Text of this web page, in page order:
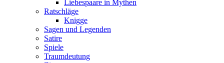
Liebespaare in Mythen
Ratschläge
Knigge
Sagen und Legenden
Satire
Spiele
Traumdeutung